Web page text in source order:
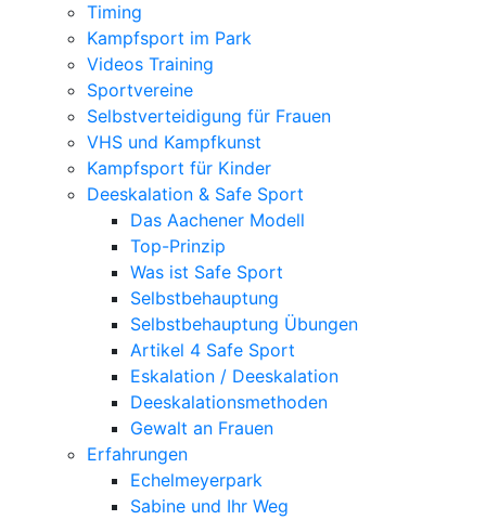
Timing
Kampfsport im Park
Videos Training
Sportvereine
Selbstverteidigung für Frauen
VHS und Kampfkunst
Kampfsport für Kinder
Deeskalation & Safe Sport
Das Aachener Modell
Top-Prinzip
Was ist Safe Sport
Selbstbehauptung
Selbstbehauptung Übungen
Artikel 4 Safe Sport
Eskalation / Deeskalation
Deeskalationsmethoden
Gewalt an Frauen
Erfahrungen
Echelmeyerpark
Sabine und Ihr Weg